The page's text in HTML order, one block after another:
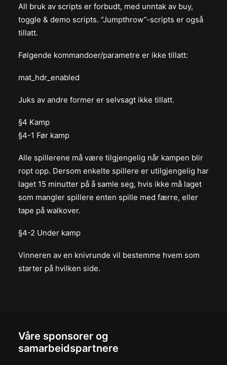
All bruk av scripts er forbudt, med unntak av buy,
toggle & demo scripts. “Jumpthrow”-scripts er også
tillatt.
Følgende kommandoer/parametre er ikke tillatt:
mat_hdr_enabled
Juks av andre former er selvsagt ikke tillatt.
§4 Kamp
§4-1 Før kamp
Alle spillerene må være tilgjengelig når kampen blir
ropt opp. Dersom enkelte spillere er utilgjengelig har
laget 15 minutter på å samle seg, hvis ikke må laget
som mangler spillere enten spille med færre, eller
tape på walkover.
§4-2 Under kamp
Vinneren av en knivrunde vil bestemme hvem som
starter på hvilken side.
Våre sponsorer og
samarbeidspartnere